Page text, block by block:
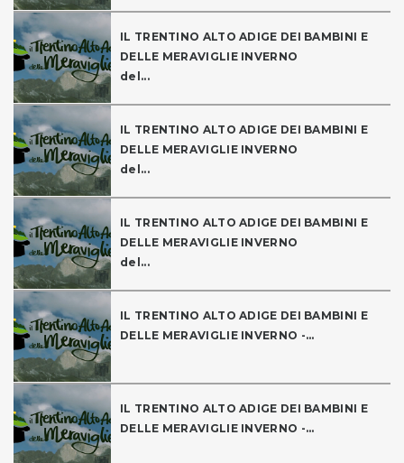
IL TRENTINO ALTO ADIGE DEI BAMBINI E
DELLE MERAVIGLIE INVERNO
del...
IL TRENTINO ALTO ADIGE DEI BAMBINI E
DELLE MERAVIGLIE INVERNO
del...
IL TRENTINO ALTO ADIGE DEI BAMBINI E
DELLE MERAVIGLIE INVERNO
del...
IL TRENTINO ALTO ADIGE DEI BAMBINI E
DELLE MERAVIGLIE INVERNO -...
IL TRENTINO ALTO ADIGE DEI BAMBINI E
DELLE MERAVIGLIE INVERNO -...